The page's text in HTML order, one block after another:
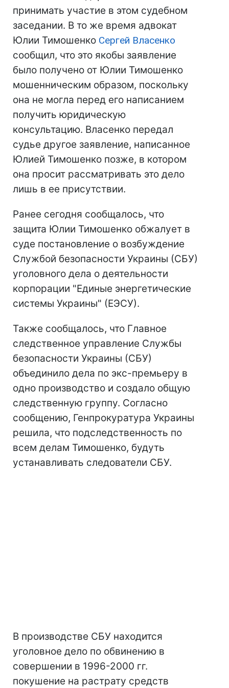
принимать участие в этом судебном
заседании. В то же время адвокат
Юлии Тимошенко Сергей Власенко
сообщил, что это якобы заявление
было получено от Юлии Тимошенко
мошенническим образом, поскольку
она не могла перед его написанием
получить юридическую
консультацию. Власенко передал
судье другое заявление, написанное
Юлией Тимошенко позже, в котором
она просит рассматривать это дело
лишь в ее присутствии.
Ранее сегодня сообщалось, что
защита Юлии Тимошенко обжалует в
суде постановление о возбуждение
Службой безопасности Украины (СБУ)
уголовного дела о деятельности
корпорации "Единые энергетические
системы Украины" (ЕЭСУ).
Также сообщалось, что Главное
следственное управление Службы
безопасности Украины (СБУ)
объединило дела по экс-премьеру в
одно производство и создало общую
следственную группу. Согласно
сообщению, Генпрокуратура Украины
решила, что подследственность по
всем делам Тимошенко, будуть
устанавливать следователи СБУ.
В производстве СБУ находится
уголовное дело по обвинению в
совершении в 1996-2000 гг.
покушение на растрату средств